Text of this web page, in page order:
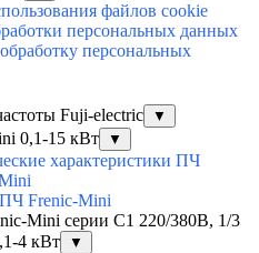
файлов cookie
персональных данных
персональных
Fuji-electric ▼
0,1-15 кВт ▼
характеристики ПЧ
Frenic-Mini
Mini серии C1 220/380В, 1/3
4 кВт
▼